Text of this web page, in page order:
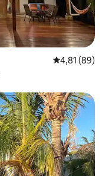
Évaluation
4,81 (89)